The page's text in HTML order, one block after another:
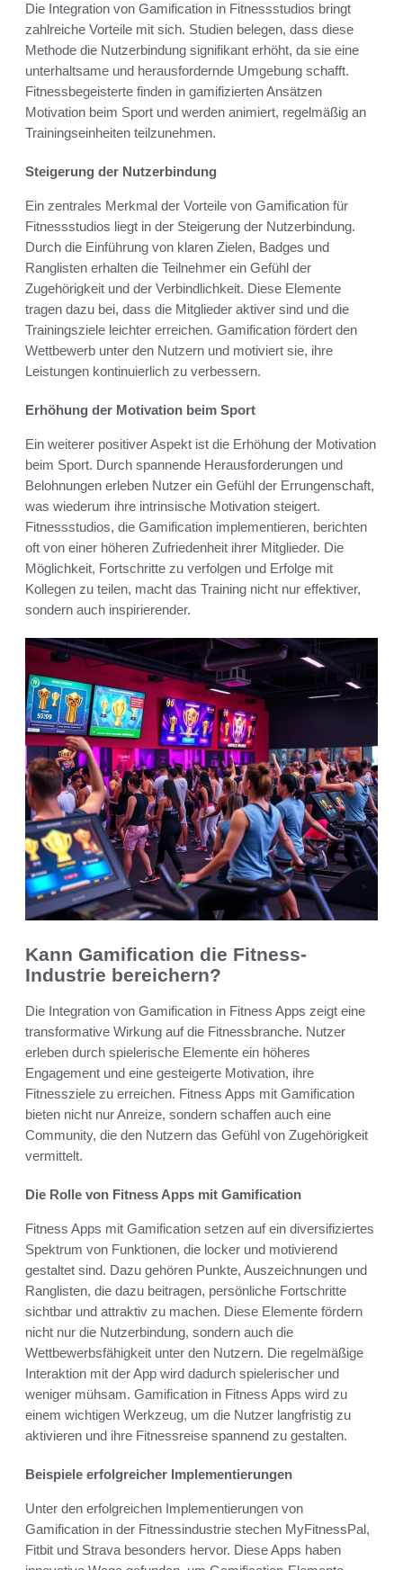
Die Integration von Gamification in Fitnessstudios bringt
zahlreiche Vorteile mit sich. Studien belegen, dass diese
Methode die Nutzerbindung signifikant erhöht, da sie eine
unterhaltsame und herausfordernde Umgebung schafft.
Fitnessbegeisterte finden in gamifizierten Ansätzen
Motivation beim Sport und werden animiert, regelmäßig an
Trainingseinheiten teilzunehmen.
Steigerung der Nutzerbindung
Ein zentrales Merkmal der Vorteile von Gamification für
Fitnessstudios liegt in der Steigerung der Nutzerbindung.
Durch die Einführung von klaren Zielen, Badges und
Ranglisten erhalten die Teilnehmer ein Gefühl der
Zugehörigkeit und der Verbindlichkeit. Diese Elemente
tragen dazu bei, dass die Mitglieder aktiver sind und die
Trainingsziele leichter erreichen. Gamification fördert den
Wettbewerb unter den Nutzern und motiviert sie, ihre
Leistungen kontinuierlich zu verbessern.
Erhöhung der Motivation beim Sport
Ein weiterer positiver Aspekt ist die Erhöhung der Motivation
beim Sport. Durch spannende Herausforderungen und
Belohnungen erleben Nutzer ein Gefühl der Errungenschaft,
was wiederum ihre intrinsische Motivation steigert.
Fitnessstudios, die Gamification implementieren, berichten
oft von einer höheren Zufriedenheit ihrer Mitglieder. Die
Möglichkeit, Fortschritte zu verfolgen und Erfolge mit
Kollegen zu teilen, macht das Training nicht nur effektiver,
sondern auch inspirierender.
Kann Gamification die Fitness-
Industrie bereichern?
Die Integration von Gamification in Fitness Apps zeigt eine
transformative Wirkung auf die Fitnessbranche. Nutzer
erleben durch spielerische Elemente ein höheres
Engagement und eine gesteigerte Motivation, ihre
Fitnessziele zu erreichen. Fitness Apps mit Gamification
bieten nicht nur Anreize, sondern schaffen auch eine
Community, die den Nutzern das Gefühl von Zugehörigkeit
vermittelt.
Die Rolle von Fitness Apps mit Gamification
Fitness Apps mit Gamification setzen auf ein diversifiziertes
Spektrum von Funktionen, die locker und motivierend
gestaltet sind. Dazu gehören Punkte, Auszeichnungen und
Ranglisten, die dazu beitragen, persönliche Fortschritte
sichtbar und attraktiv zu machen. Diese Elemente fördern
nicht nur die Nutzerbindung, sondern auch die
Wettbewerbsfähigkeit unter den Nutzern. Die regelmäßige
Interaktion mit der App wird dadurch spielerischer und
weniger mühsam. Gamification in Fitness Apps wird zu
einem wichtigen Werkzeug, um die Nutzer langfristig zu
aktivieren und ihre Fitnessreise spannend zu gestalten.
Beispiele erfolgreicher Implementierungen
Unter den erfolgreichen Implementierungen von
Gamification in der Fitnessindustrie stechen MyFitnessPal,
Fitbit und Strava besonders hervor. Diese Apps haben